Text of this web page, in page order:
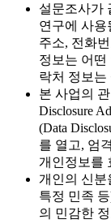
설문조사가
연구에 사용
주소, 전화
정보는 어떤
락처 정보는
본 사업의
Disclosure
(Data
를 열고, 엄
개인정보를
개인의 신분
특정 민족
의 민감한